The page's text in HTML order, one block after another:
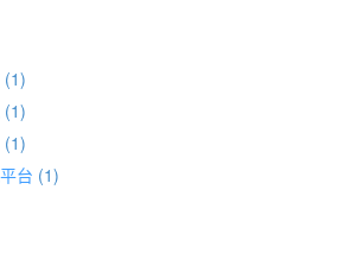
(1)
(1)
(1)
台 (1)